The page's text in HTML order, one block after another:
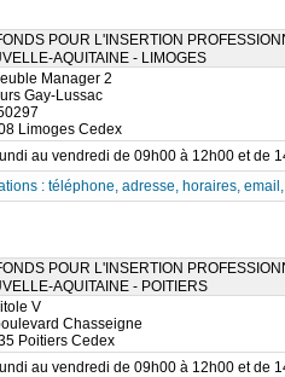
POUR L'INSERTION
AQUITAINE - LIMOGES
Manager 2
Gay-Lussac
Limoges Cedex
au vendredi de 09h00 à 12h00 et de
: téléphone, adresse, horaires,
POUR L'INSERTION
AQUITAINE - POITIERS
V
Chasseigne
Poitiers Cedex
au vendredi de 09h00 à 12h00 et de